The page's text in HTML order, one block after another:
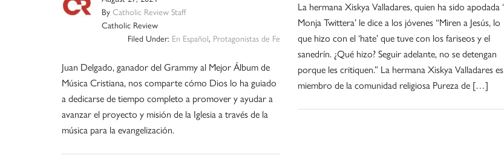
By Catholic Review Staff
Catholic Review
Filed Under: En Español, Protagonistas de Fe
Juan Delgado, ganador del Grammy al Mejor Álbum de
Música Cristiana, nos comparte cómo Dios lo ha guiado
a dedicarse de tiempo completo a promover y ayudar a
avanzar el proyecto y misión de la Iglesia a través de la
música para la evangelización.
La hermana Xiskya Valladares, quien ha sido apodada
Monja Twittera’ le dice a los jóvenes “Miren a Jesús, lo
que hizo con el ‘hate’ que tuve con los fariseos y el
sanedrín. ¿Qué hizo? Seguir adelante, no se detengan
porque les critiquen.” La hermana Xiskya Valladares es
miembro de la comunidad religiosa Pureza de […]